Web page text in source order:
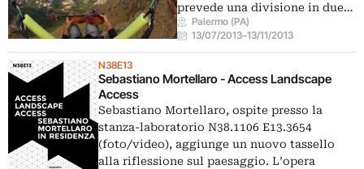
prevede una divisione in due…
Palermo (PA)
13/07/2013–13/11/2013
N38E13
Sebastiano Mortellaro - Access Landscape
Access
Sebastiano Mortellaro, ospite presso la
stanza-laboratorio N38.1106 E13.3654
(foto/video), aggiunge un nuovo tassello
alla riflessione sul paesaggio. L’opera